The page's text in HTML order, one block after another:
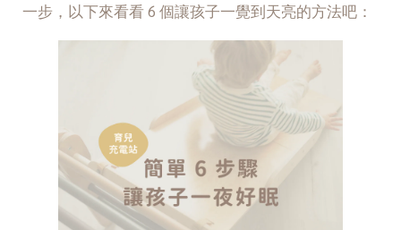
一步，以下來看看 6 個讓孩子一覺到天亮的方法吧：